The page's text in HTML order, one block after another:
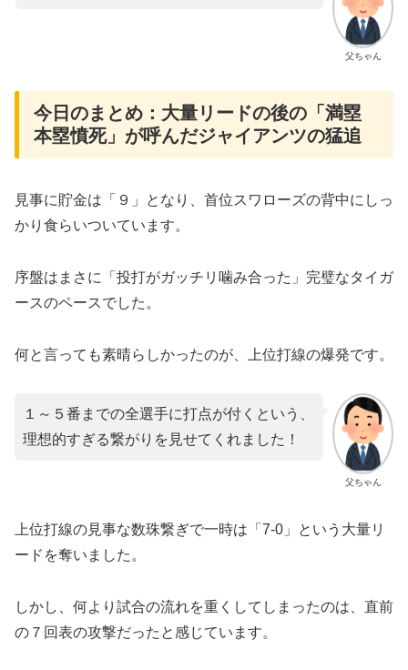
父ちゃん
​今日のまとめ：大量リードの後の「満塁
本塁憤死」が呼んだジャイアンツの猛追
見事に貯金は「９」となり、首位スワローズの背中にしっ
かり食らいついています。
​序盤はまさに「投打がガッチリ噛み合った」完璧なタイガ
ースのペースでした。
何と言っても素晴らしかったのが、上位打線の爆発です。
父ちゃん
１～５番までの全選手に打点が付くという、
理想的すぎる繋がりを見せてくれました！
​上位打線の見事な数珠繋ぎで一時は「7-0」という大量リ
ードを奪いました。
​しかし、何より試合の流れを重くしてしまったのは、直前
の７回表の攻撃だったと感じています。